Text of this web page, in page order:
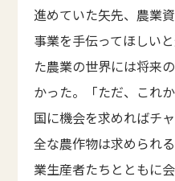
進めていた矢先、農業
事業を手伝ってほしい
た農業の世界には将来
かった。「ただ、これ
国に機会を求めればチ
全な農作物は求められ
業生産者たちとともに